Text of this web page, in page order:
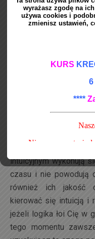
jutro, rozpocznij
bez planu na
wyższego planu w
Fizycznie
zacząć działać w
prowadzony przez
Następnie zadaj sobie
intuicyjnym wykonują
czasu i nie powodują
również ich jakość
kierować się intuicją i
jeżeli logika łoi Cię w
tego momentu